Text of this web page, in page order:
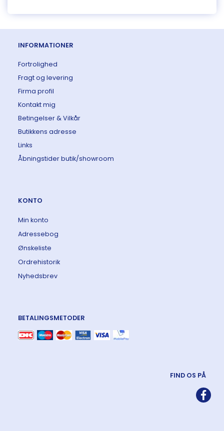
INFORMATIONER
Fortrolighed
Fragt og levering
Firma profil
Kontakt mig
Betingelser & Vilkår
Butikkens adresse
Links
Åbningstider butik/showroom
KONTO
Min konto
Adressebog
Ønskeliste
Ordrehistorik
Nyhedsbrev
BETALINGSMETODER
FIND OS PÅ